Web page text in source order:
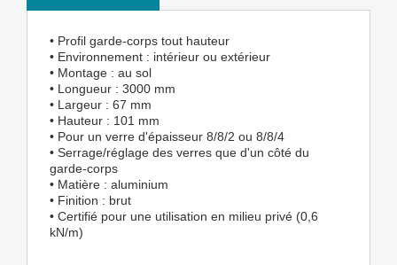
• Profil garde-corps tout hauteur
• Environnement : intérieur ou extérieur
• Montage : au sol
• Longueur : 3000 mm
• Largeur : 67 mm
• Hauteur : 101 mm
• Pour un verre d'épaisseur 8/8/2 ou 8/8/4
• Serrage/réglage des verres que d'un côté du
garde-corps
• Matière : aluminium
• Finition : brut
• Certifié pour une utilisation en milieu privé (0,6
kN/m)